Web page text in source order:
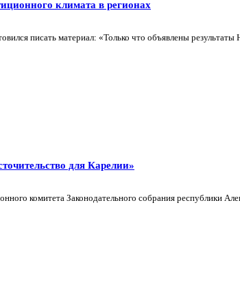
климата в регионах
писать материал: «Только что объявлены
для Карелии»
комитета Законодательного собрания республики